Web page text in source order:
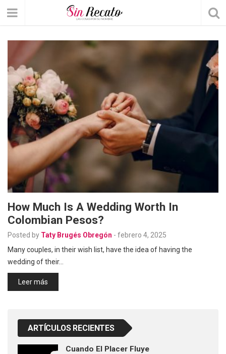
How Much Is A Wedding Worth In
Colombian Pesos?
Posted by Taty Brugés Obregón - febrero 4, 2025
Many couples, in their wish list, have the idea of having the
wedding of their…
Leer más
ARTÍCULOS RECIENTES
Cuando El Placer Fluye